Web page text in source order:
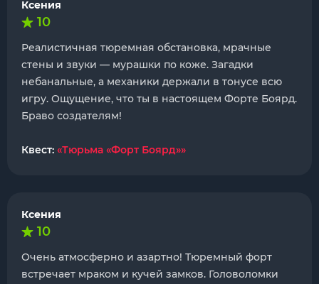
Ксения
10
Реалистичная тюремная обстановка, мрачные
стены и звуки — мурашки по коже. Загадки
небанальные, а механики держали в тонусе всю
игру. Ощущение, что ты в настоящем Форте Боярд.
Браво создателям!
Квест: «Тюрьма «Форт Боярд»»
Ксения
10
Очень атмосферно и азартно! Тюремный форт
встречает мраком и кучей замков. Головоломки